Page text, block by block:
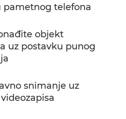
pametnog telefona
objekt
uz postavku punog
snimanje uz